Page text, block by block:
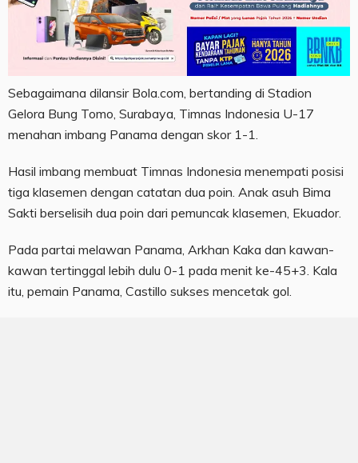
Sebagaimana dilansir Bola.com, bertanding di Stadion
Gelora Bung Tomo, Surabaya, Timnas Indonesia U-17
menahan imbang Panama dengan skor 1-1.
Hasil imbang membuat Timnas Indonesia menempati posisi
tiga klasemen dengan catatan dua poin. Anak asuh Bima
Sakti berselisih dua poin dari pemuncak klasemen, Ekuador.
Pada partai melawan Panama, Arkhan Kaka dan kawan-
kawan tertinggal lebih dulu 0-1 pada menit ke-45+3. Kala
itu, pemain Panama, Castillo sukses mencetak gol.